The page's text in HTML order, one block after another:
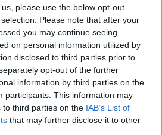
please use the below opt-out
Please note that after your
you may continue seeing
on personal information utilized by
disclosed to third parties prior to
opt-out of the further
information by third parties on the
participants. This information may
to third parties on the IAB’s List of
that may further disclose it to other